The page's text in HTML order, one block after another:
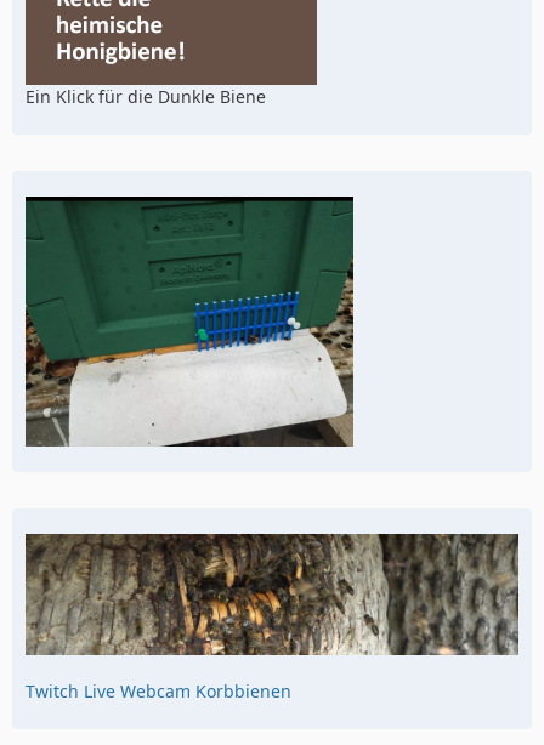
Ein Klick für die Dunkle Biene
Twitch Live Webcam Korbbienen